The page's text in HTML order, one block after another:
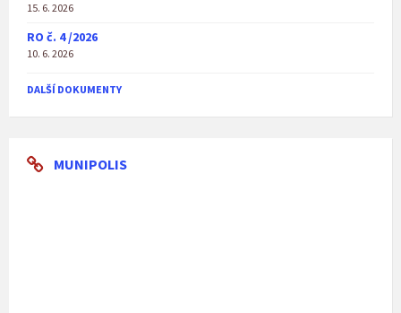
15. 6. 2026
RO č. 4 /2026
10. 6. 2026
DALŠÍ DOKUMENTY
MUNIPOLIS